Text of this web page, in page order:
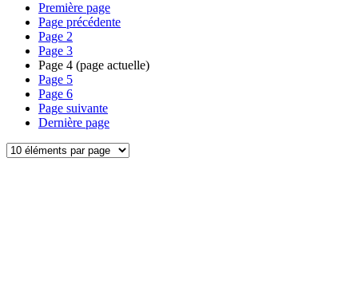
Première page
Page précédente
Page 2
Page 3
Page 4 (page actuelle)
Page 5
Page 6
Page suivante
Dernière page